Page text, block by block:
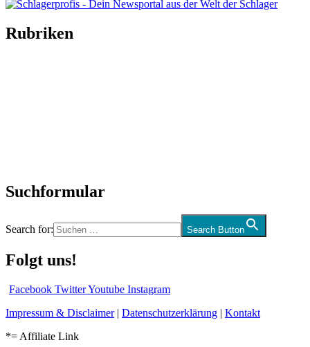
Rubriken
Suchformular
Search for: Search Button
Folgt uns!
Facebook TwitterYoutube Instagram
Impressum & Disclaimer| Datenschutzerklärung | Kontakt
*= Affiliate Link